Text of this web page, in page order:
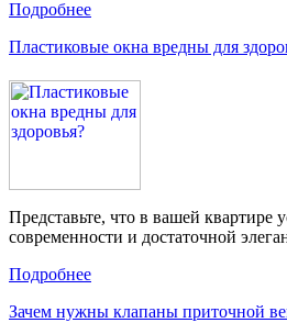
Подробнее
Пластиковые окна вредны для
Представьте, что в вашей
современности и достаточной
Подробнее
Зачем нужны клапаны приточной